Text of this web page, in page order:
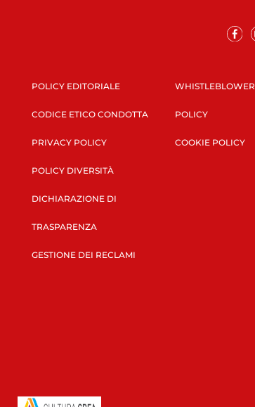
POLICY EDITORIALE
CODICE ETICO CONDOTTA
PRIVACY POLICY
POLICY DIVERSITÀ
DICHIARAZIONE DI
TRASPARENZA
GESTIONE DEI RECLAMI
WHISTLEBLOWER
POLICY
COOKIE POLICY